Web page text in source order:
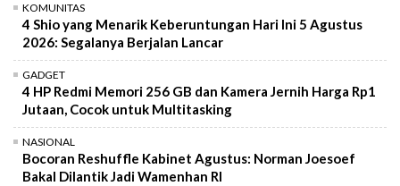
KOMUNITAS
4 Shio yang Menarik Keberuntungan Hari Ini 5 Agustus
2026: Segalanya Berjalan Lancar
GADGET
4 HP Redmi Memori 256 GB dan Kamera Jernih Harga Rp1
Jutaan, Cocok untuk Multitasking
NASIONAL
Bocoran Reshuffle Kabinet Agustus: Norman Joesoef
Bakal Dilantik Jadi Wamenhan RI